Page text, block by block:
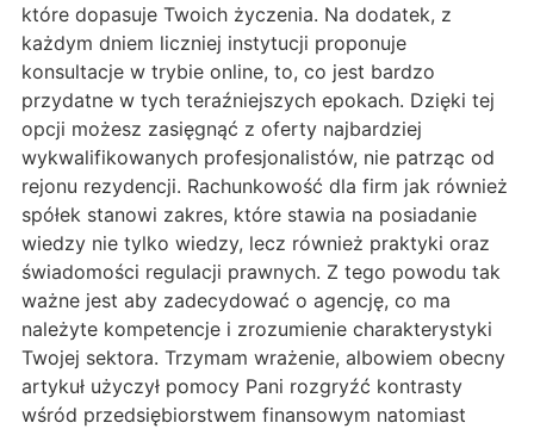
które dopasuje Twoich życzenia. Na dodatek, z
każdym dniem liczniej instytucji proponuje
konsultacje w trybie online, to, co jest bardzo
przydatne w tych teraźniejszych epokach. Dzięki tej
opcji możesz zasięgnąć z oferty najbardziej
wykwalifikowanych profesjonalistów, nie patrząc od
rejonu rezydencji. Rachunkowość dla firm jak również
spółek stanowi zakres, które stawia na posiadanie
wiedzy nie tylko wiedzy, lecz również praktyki oraz
świadomości regulacji prawnych. Z tego powodu tak
ważne jest aby zadecydować o agencję, co ma
należyte kompetencje i zrozumienie charakterystyki
Twojej sektora. Trzymam wrażenie, albowiem obecny
artykuł użyczył pomocy Pani rozgryźć kontrasty
wśród przedsiębiorstwem finansowym natomiast